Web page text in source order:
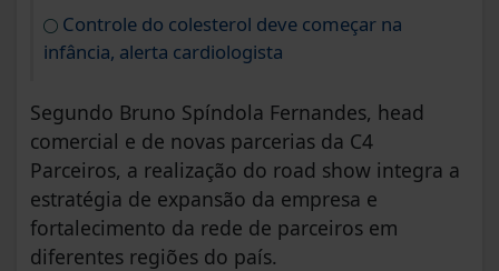
Controle do colesterol deve começar na
infância, alerta cardiologista
Segundo Bruno Spíndola Fernandes, head
comercial e de novas parcerias da C4
Parceiros, a realização do road show integra a
estratégia de expansão da empresa e
fortalecimento da rede de parceiros em
diferentes regiões do país.